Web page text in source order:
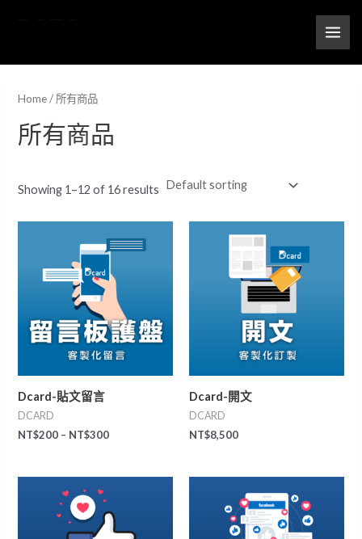
Home/ 所有商品
所有商品
Showing 1–12 of 16 results
Dcard-貼文留言
DCARD
NT$200 – NT$300
Dcard-開文
DCARD
NT$8,500